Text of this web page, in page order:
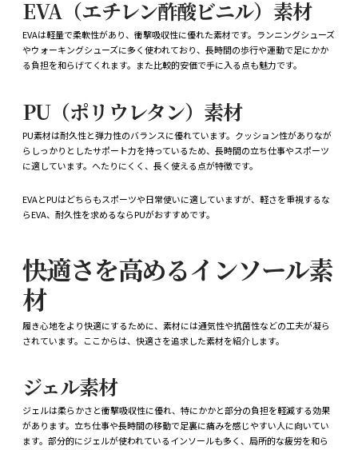
EVA（エチレン酢酸ビニル）素材
EVAは軽量で柔軟性があり、衝撃吸収性に優れた素材です。ランニングシューズ
やウォーキングシューズに多く使われており、長時間の歩行や運動で足にかか
る負担を和らげてくれます。また比較的安価で手に入る点も魅力です。
PU（ポリウレタン）素材
PU素材は耐久性と弾力性のバランスに優れています。クッション性がありなが
らしっかりとしたサポート力を持っているため、長時間の立ち仕事やスポーツ
に適しています。へたりにくく、長く使える点が特徴です。
EVAとPUはどちらもスポーツや日常使いに適していますが、軽さを重視するな
らEVA、耐久性を求めるならPUがおすすめです。
快適さを高めるインソール素
材
履き心地をより快適にするために、素材には通気性や抗菌性などの工夫が凝ら
されています。ここからは、快適さを追求した素材を紹介します。
ジェル素材
ジェルは柔らかさと衝撃吸収性に優れ、特にかかと部分の負担を軽減する効果
があります。立ち仕事や長時間の移動で足裏に痛みを感じやすい人に向いてい
ます。部分的にジェルが使われているインソールも多く、局所的な疲労を和ら